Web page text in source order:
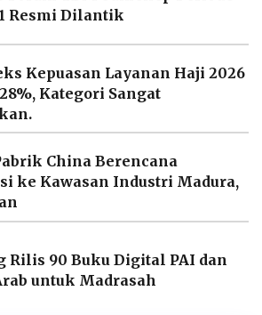
Resmi Dilantik
Kepuasan Layanan Haji 2026
Kategori Sangat
China Berencana
ke Kawasan Industri Madura,
Rilis 90 Buku Digital PAI dan
untuk Madrasah